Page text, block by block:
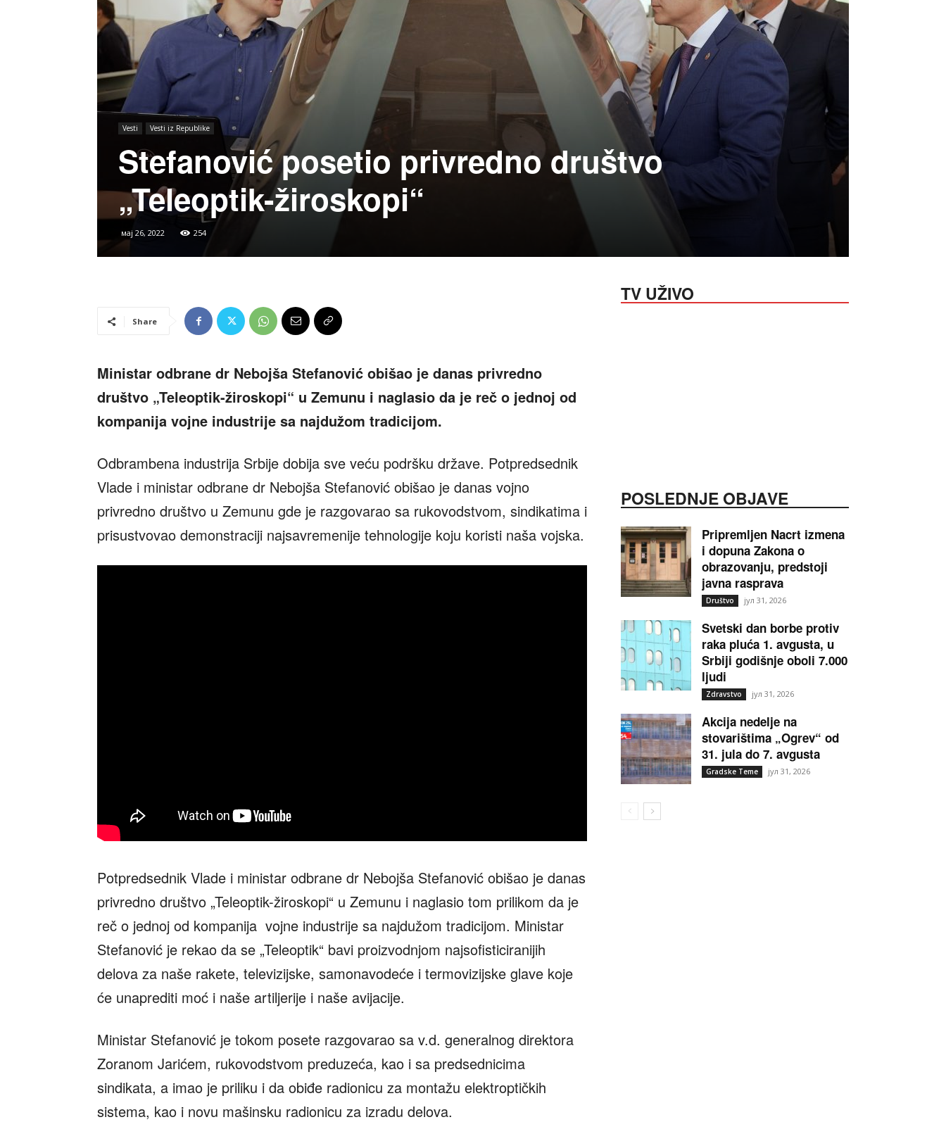
Vesti Vesti iz Republike
Stefanović posetio privredno društvo
„Teleoptik-žiroskopi“
мај 26, 2022 254
Share
Ministar odbrane dr Nebojša Stefanović obišao je danas privredno
društvo „Teleoptik-žiroskopi“ u Zemunu i naglasio da je reč o jednoj od
kompanija vojne industrije sa najdužom tradicijom.
Odbrambena industrija Srbije dobija sve veću podršku države. Potpredsednik
Vlade i ministar odbrane dr Nebojša Stefanović obišao je danas vojno
privredno društvo u Zemunu gde je razgovarao sa rukovodstvom, sindikatima i
prisustvovao demonstraciji najsavremenije tehnologije koju koristi naša vojska.
Potpredsednik Vlade i ministar odbrane dr Nebojša Stefanović obišao je danas
privredno društvo „Teleoptik-žiroskopi“ u Zemunu i naglasio tom prilikom da je
reč o jednoj od kompanija vojne industrije sa najdužom tradicijom. Ministar
Stefanović je rekao da se „Teleoptik“ bavi proizvodnjom najsofisticiranijih
delova za naše rakete, televizijske, samonavodeće i termovizijske glave koje
će unaprediti moć i naše artiljerije i naše avijacije.
Ministar Stefanović je tokom posete razgovarao sa v.d. generalnog direktora
Zoranom Jarićem, rukovodstvom preduzeća, kao i sa predsednicima
sindikata, a imao je priliku i da obiđe radionicu za montažu elektroptičkih
sistema, kao i novu mašinsku radionicu za izradu delova.
TV UŽIVO
POSLEDNJE OBJAVE
Pripremljen Nacrt izmena
i dopuna Zakona o
obrazovanju, predstoji
javna rasprava
Društvo јул 31, 2026
Svetski dan borbe protiv
raka pluća 1. avgusta, u
Srbiji godišnje oboli 7.000
ljudi
Zdravstvo јул 31, 2026
Akcija nedelje na
stovarištima „Ogrev“ od
31. jula do 7. avgusta
Gradske Teme јул 31, 2026